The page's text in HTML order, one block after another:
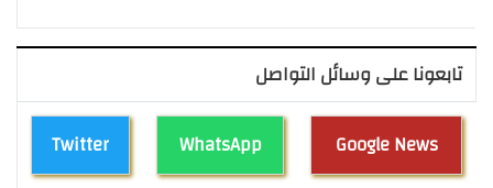
تابعونا على وسائل التواصل
Twitter WhatsApp Google News